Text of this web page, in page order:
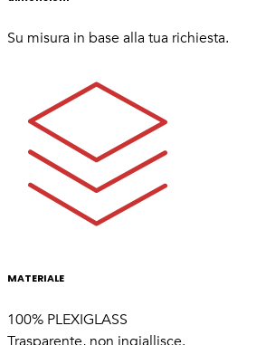
Su misura in base alla tua richiesta.
MATERIALE
100% PLEXIGLASS